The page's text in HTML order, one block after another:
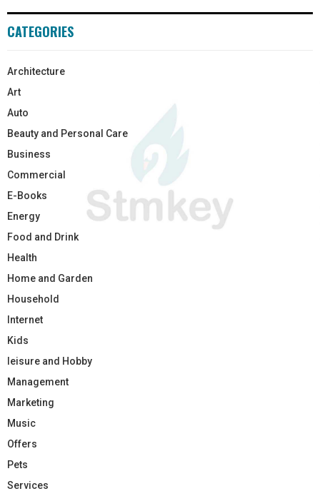
CATEGORIES
Architecture
Art
Auto
Beauty and Personal Care
Business
Commercial
E-Books
Energy
Food and Drink
Health
Home and Garden
Household
Internet
Kids
leisure and Hobby
Management
Marketing
Music
Offers
Pets
Services